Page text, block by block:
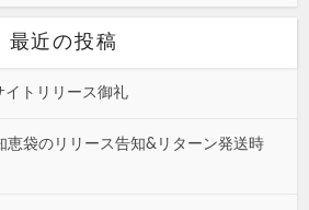
最近の投稿
イトリリース御礼
恵袋のリリース告知&リターン発送時